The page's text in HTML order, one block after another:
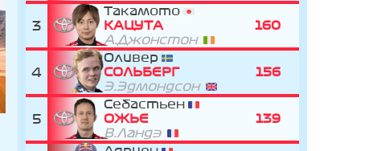
3
Такамото
КАЦУТА
А.Джонстон
160
4
Оливер
СОЛЬБЕРГ
Э.Эдмондсон
156
5
Себастьен
ОЖЬЕ
В.Ландэ
139